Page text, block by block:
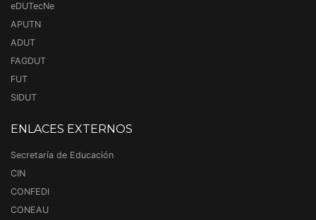
eDUTecNe
APUTN
ADUT
FAGDUT
FUT
SIDUT
ENLACES EXTERNOS
Secretaría de Educación
CIN
CONFEDI
CONEAU